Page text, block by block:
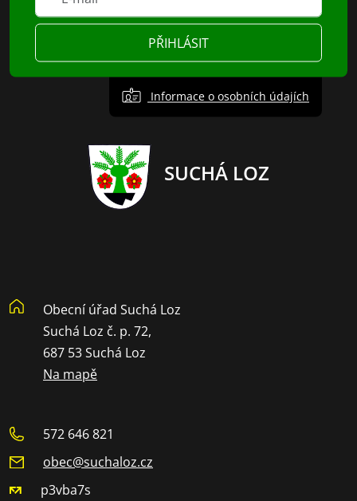
PŘIHLÁSIT
Informace o osobních údajích
SUCHÁ LOZ
Obecní úřad Suchá Loz
Suchá Loz č. p. 72,
687 53 Suchá Loz
Na mapě
572 646 821
obec@suchaloz.cz
p3vba7s